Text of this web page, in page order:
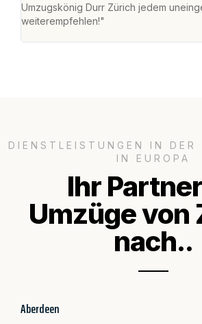
Umzugskönig Durr Zürich jedem
weiterempfehlen!"
DIENSTLEISTUNGEN IN DER
IN EUROPA
Ihr
Umzüge von
nach..
Aberdeen